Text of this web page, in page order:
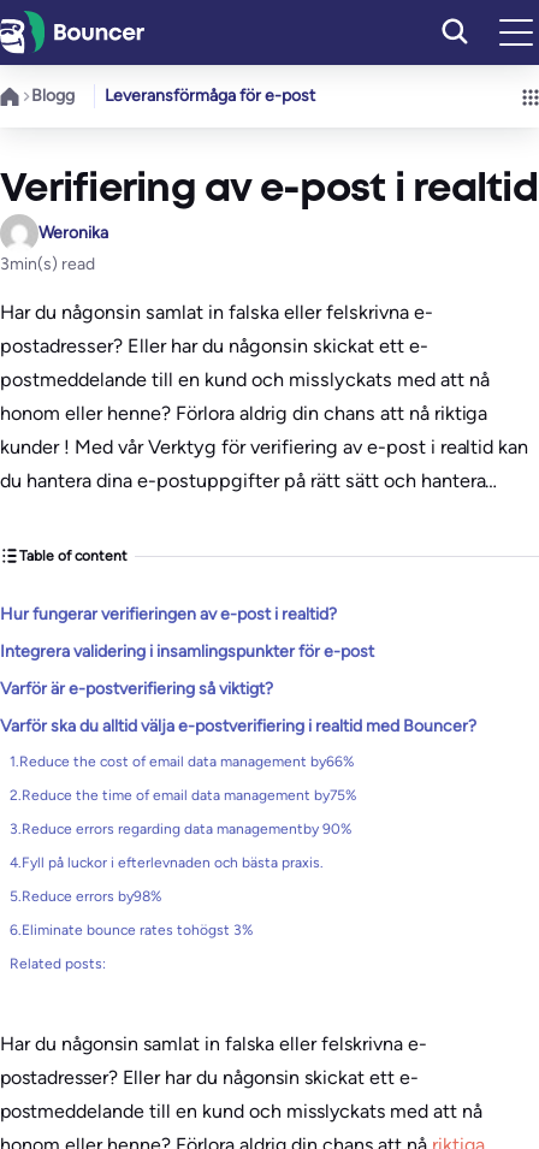
Hoppa
till
innehåll
Blogg Leveransförmåga för e-post
Verifiering av e-post i realtid
Weronika
3min(s) read
Har du någonsin samlat in falska eller felskrivna e-
postadresser? Eller har du någonsin skickat ett e-
postmeddelande till en kund och misslyckats med att nå
honom eller henne? Förlora aldrig din chans att nå riktiga
kunder ! Med vår Verktyg för verifiering av e-post i realtid kan
du hantera dina e-postuppgifter på rätt sätt och hantera…
Table of content
Hur fungerar verifieringen av e-post i realtid?
Integrera validering i insamlingspunkter för e-post
Varför är e-postverifiering så viktigt?
Varför ska du alltid välja e-postverifiering i realtid med Bouncer?
1.Reduce the cost of email data management by66%
2.Reduce the time of email data management by75%
3.Reduce errors regarding data managementby 90%
4.Fyll på luckor i efterlevnaden och bästa praxis.
5.Reduce errors by98%
6.Eliminate bounce rates tohögst 3%
Related posts:
Har du någonsin samlat in falska eller felskrivna e-
postadresser? Eller har du någonsin skickat ett e-
postmeddelande till en kund och misslyckats med att nå